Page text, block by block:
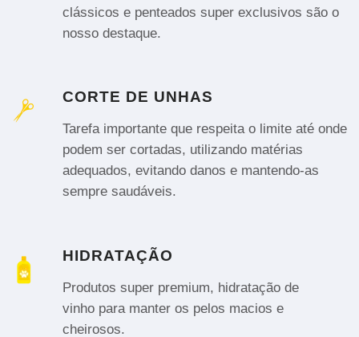
clássicos e penteados super exclusivos são o
nosso destaque.
CORTE DE UNHAS
Tarefa importante que respeita o limite até onde
podem ser cortadas, utilizando matérias
adequados, evitando danos e mantendo-as
sempre saudáveis.
HIDRATAÇÃO
Produtos super premium, hidratação de
vinho para manter os pelos macios e
cheirosos.